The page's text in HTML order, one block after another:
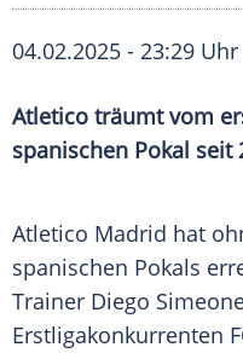
04.02.2025 - 23:29 Uhr
Atletico träumt vom
spanischen Pokal seit
Atletico Madrid hat
spanischen Pokals
Trainer Diego
Erstligakonkurrenten